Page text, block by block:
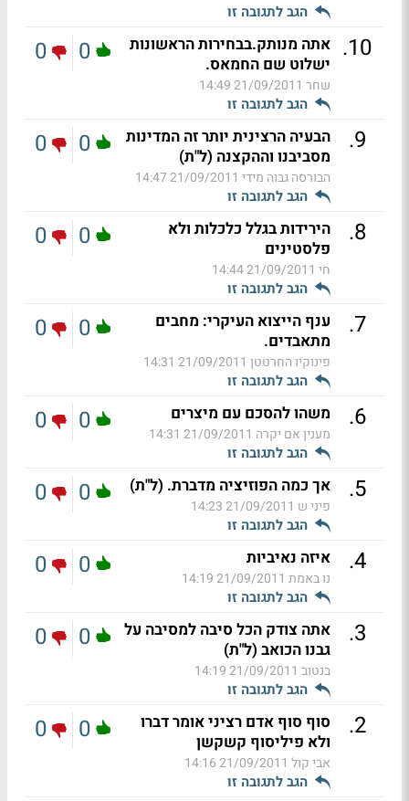
הגב לתגובה זו
10
. אתה מנותק.בבחירות הראשונות
ישלוט שם החמאס.
שחר 21/09/2011 14:49
הגב לתגובה זו
0
0
9
.
הבעיה הרצינית יותר זה המדינות
מסביבנו וההקצנה (ל"ת)
הבורסה גבוה מידי 21/09/2011 14:47
הגב לתגובה זו
0
0
8
.
הירידות בגלל כלכלות ולא
פלסטינים
חי 21/09/2011 14:44
הגב לתגובה זו
0
0
7
.
ענף הייצוא העיקרי: מחבים
מתאבדים.
פינוקיו החרטטן 21/09/2011 14:31
הגב לתגובה זו
0
0
6
. משהו להסכם עם מיצרים
מענין אם יקרה 21/09/2011 14:31
הגב לתגובה זו
0
0
5
. אך כמה הפוזיציה מדברת. (ל"ת)
פיני ש 21/09/2011 14:23
הגב לתגובה זו
0
0
4
. איזה נאיביות
נו באמת 21/09/2011 14:19
הגב לתגובה זו
0
0
3
.
אתה צודק הכל סיבה למסיבה על
גבנו הכואב (ל"ת)
בנטוב 21/09/2011 14:19
הגב לתגובה זו
0
0
2
.
סוף סוף אדם רציני אומר דברו
ולא פיליסוף קשקשן
אבי קול 21/09/2011 14:16
הגב לתגובה זו
0
0